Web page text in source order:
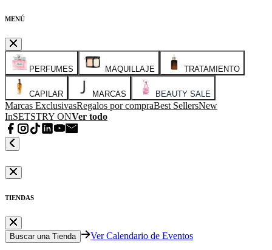
MENÚ
PERFUMES MAQUILLAJE TRATAMIENTO
CAPILAR MARCAS BEAUTY SALE
Marcas ExclusivasRegalos por compraBest SellersNew
InSETSTRY ONVer todo
TIENDAS
Buscar una Tienda Ver Calendario de Eventos